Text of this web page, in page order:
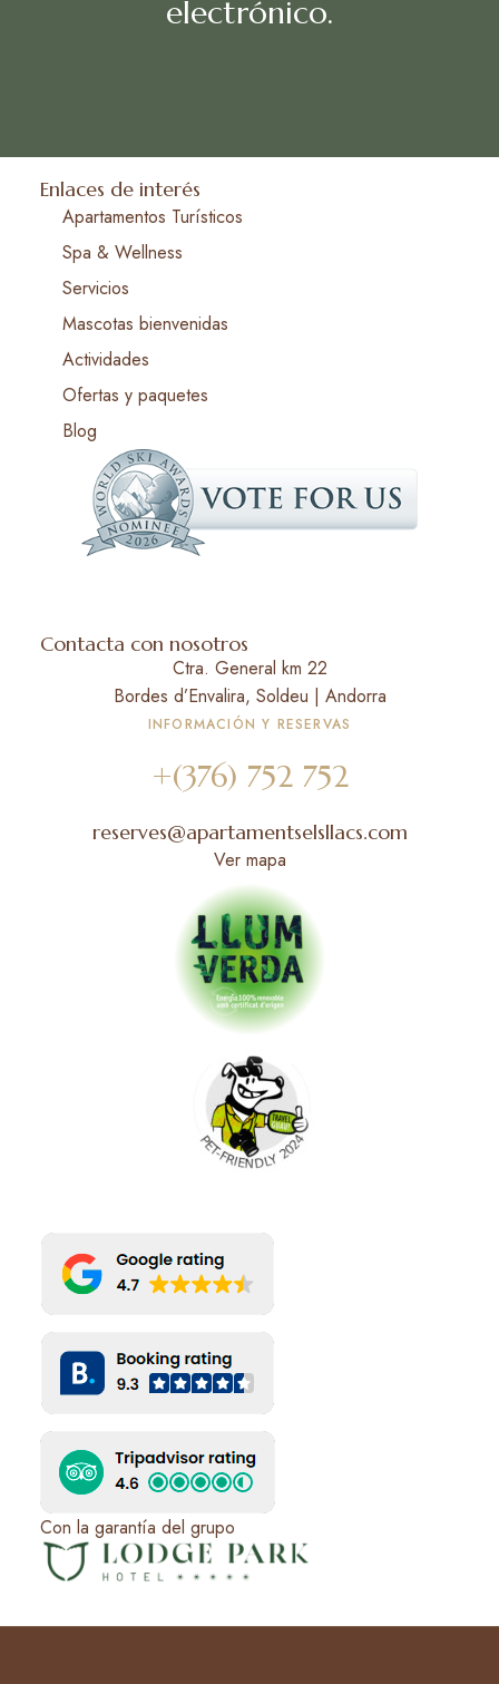
electrónico.
Enlaces de interés
Apartamentos Turísticos
Spa & Wellness
Servicios
Mascotas bienvenidas
Actividades
Ofertas y paquetes
Blog
Contacta con nosotros
Ctra. General km 22
Bordes d’Envalira, Soldeu | Andorra
INFORMACIÓN Y RESERVAS
+(376) 752 752
reserves@apartamentselsllacs.com
Ver mapa
Con la garantía del grupo